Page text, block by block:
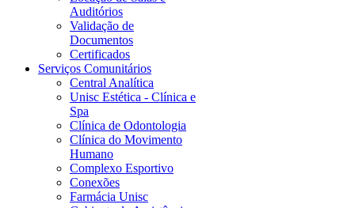
Auditórios
Validação de
Documentos
Certificados
Serviços Comunitários
Central Analítica
Unisc Estética - Clínica e
Spa
Clínica de Odontologia
Clínica do Movimento
Humano
Complexo Esportivo
Conexões
Farmácia Unisc